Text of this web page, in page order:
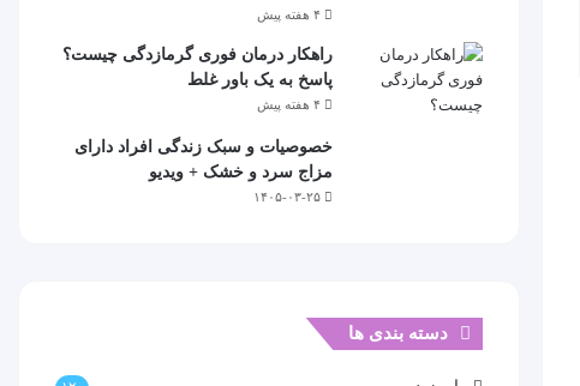
۴ هفته پیش
راهکار درمان فوری گرمازدگی چیست؟
پاسخ به یک باور غلط
۴ هفته پیش
خصوصیات و سبک زندگی افراد دارای
مزاج سرد و خشک + ویدیو
۱۴۰۵-۰۳-۲۵
دسته بندی ها